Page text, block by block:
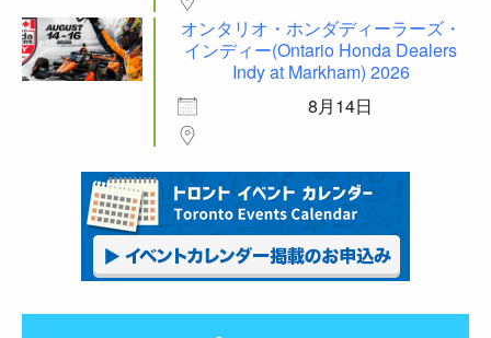
オンタリオ・ホンダディーラーズ・
インディー(Ontario Honda Dealers
Indy at Markham) 2026
8月14日